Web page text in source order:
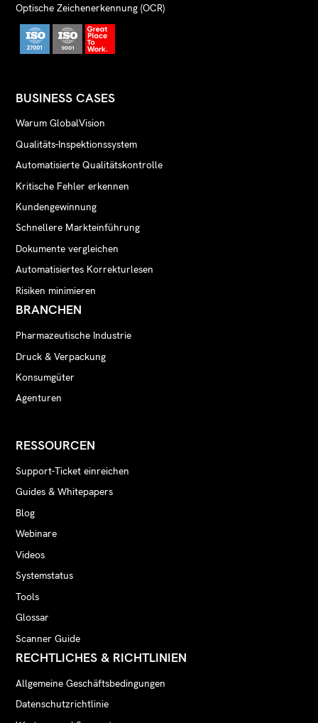
Optische Zeichenerkennung (OCR)
BUSINESS CASES
Warum GlobalVision
Qualitäts-Inspektionssystem
Automatisierte Qualitätskontrolle
Kritische Fehler erkennen
Kundengewinnung
Schnellere Markteinführung
Dokumente vergleichen
Automatisiertes Korrekturlesen
Risiken minimieren
BRANCHEN
Pharmazeutische Industrie
Druck & Verpackung
Konsumgüter
Agenturen
RESSOURCEN
Support-Ticket einreichen
Guides & Whitepapers
Blog
Webinare
Videos
Systemstatus
Tools
Glossar
Scanner Guide
RECHTLICHES & RICHTLINIEN
Allgemeine Geschäftsbedingungen
Datenschutzrichtlinie